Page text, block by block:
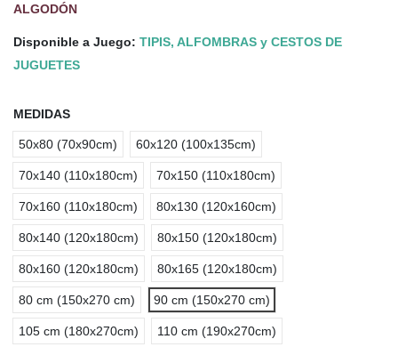
ALGODÓN
Disponible a Juego: TIPIS, ALFOMBRAS y CESTOS DE
JUGUETES
MEDIDAS
50x80 (70x90cm) 60x120 (100x135cm)
70x140 (110x180cm) 70x150 (110x180cm)
70x160 (110x180cm) 80x130 (120x160cm)
80x140 (120x180cm) 80x150 (120x180cm)
80x160 (120x180cm) 80x165 (120x180cm)
80 cm (150x270 cm) 90 cm (150x270 cm)
105 cm (180x270cm) 110 cm (190x270cm)